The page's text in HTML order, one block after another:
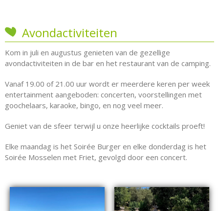
Avondactiviteiten
Kom in juli en augustus genieten van de gezellige
avondactiviteiten in de bar en het restaurant van de camping.
Vanaf 19.00 of 21.00 uur wordt er meerdere keren per week
entertainment aangeboden: concerten, voorstellingen met
goochelaars, karaoke, bingo, en nog veel meer.
Geniet van de sfeer terwijl u onze heerlijke cocktails proeft!
Elke maandag is het Soirée Burger en elke donderdag is het
Soirée Mosselen met Friet, gevolgd door een concert.